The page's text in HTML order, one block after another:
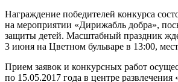
Награждение победителей конкурса
на мероприятии «Дирижабль добра»,
защиты детей. Масштабный праздник
3 июня на Цветном бульваре в 13:00,
Прием заявок и конкурсных работ
по 15.05.2017 года в центре развлечения